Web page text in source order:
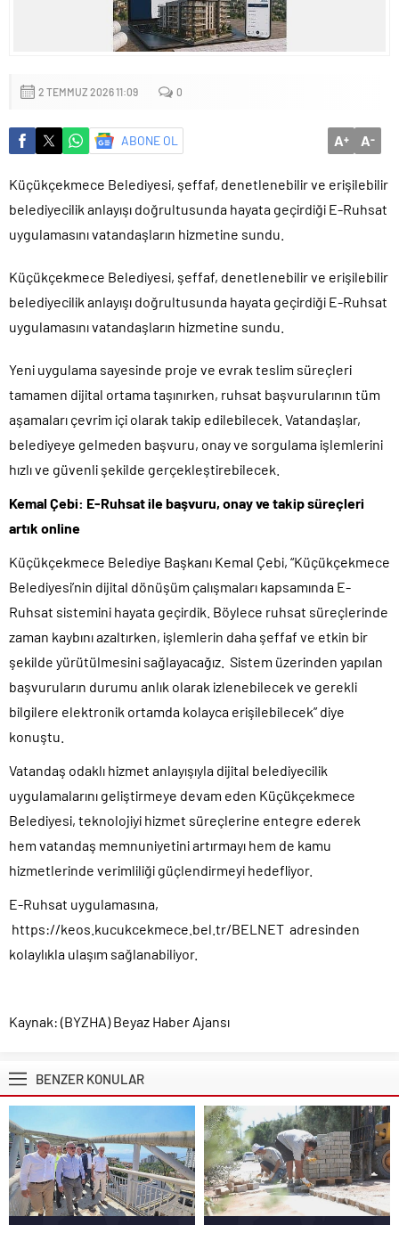
2 TEMMUZ 2026 11:09 0
ABONE OL A+ A-
Küçükçekmece Belediyesi, şeffaf, denetlenebilir ve erişilebilir
belediyecilik anlayışı doğrultusunda hayata geçirdiği E-Ruhsat
uygulamasını vatandaşların hizmetine sundu.
Küçükçekmece Belediyesi, şeffaf, denetlenebilir ve erişilebilir
belediyecilik anlayışı doğrultusunda hayata geçirdiği E-Ruhsat
uygulamasını vatandaşların hizmetine sundu.
Yeni uygulama sayesinde proje ve evrak teslim süreçleri
tamamen dijital ortama taşınırken, ruhsat başvurularının tüm
aşamaları çevrim içi olarak takip edilebilecek. Vatandaşlar,
belediyeye gelmeden başvuru, onay ve sorgulama işlemlerini
hızlı ve güvenli şekilde gerçekleştirebilecek.
Kemal Çebi: E-Ruhsat ile başvuru, onay ve takip süreçleri
artık online
Küçükçekmece Belediye Başkanı Kemal Çebi, “Küçükçekmece
Belediyesi’nin dijital dönüşüm çalışmaları kapsamında E-
Ruhsat sistemini hayata geçirdik. Böylece ruhsat süreçlerinde
zaman kaybını azaltırken, işlemlerin daha şeffaf ve etkin bir
şekilde yürütülmesini sağlayacağız. Sistem üzerinden yapılan
başvuruların durumu anlık olarak izlenebilecek ve gerekli
bilgilere elektronik ortamda kolayca erişilebilecek” diye
konuştu.
Vatandaş odaklı hizmet anlayışıyla dijital belediyecilik
uygulamalarını geliştirmeye devam eden Küçükçekmece
Belediyesi, teknolojiyi hizmet süreçlerine entegre ederek
hem vatandaş memnuniyetini artırmayı hem de kamu
hizmetlerinde verimliliği güçlendirmeyi hedefliyor.
E-Ruhsat uygulamasına,
https://keos.kucukcekmece.bel.tr/BELNET adresinden
kolaylıkla ulaşım sağlanabiliyor.
Kaynak: (BYZHA) Beyaz Haber Ajansı
BENZER KONULAR